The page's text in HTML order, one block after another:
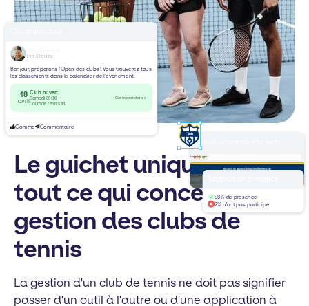
Le guichet unique pour
tout ce qui concerne la
gestion des clubs de
tennis
La gestion d'un club de tennis ne doit pas signifier
passer d'un outil à l'autre ou d'une application à
Constructeur de site web
yourclub.com
Accueil Les équipesActualitésÀ propos de
Il y a 3 heures
Bonjour, préparons l'Open des clubs ! Vous trouverez tous
les classements dans le calendrier de l'événement.
18
avril
Club ouvert
Samedi 09:00
Court de tennis A1
Correspondance
Comme Commentaire
98% de présence
2% n'ont pas participé